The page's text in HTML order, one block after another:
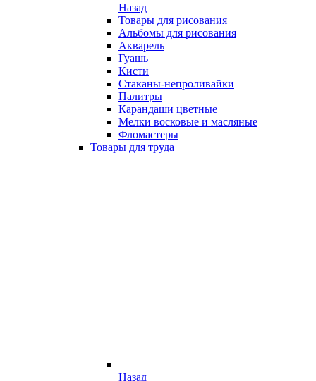
Назад
Товары для рисования
Альбомы для рисования
Акварель
Гуашь
Кисти
Стаканы-непроливайки
Палитры
Карандаши цветные
Мелки восковые и масляные
Фломастеры
Товары для труда
Назад